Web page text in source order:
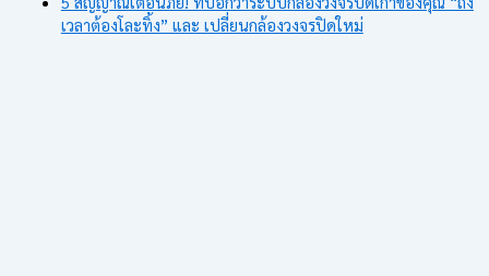
เวลาต้องโละทิ้ง” และ เปลี่ยนกล้องวงจรปิดใหม่